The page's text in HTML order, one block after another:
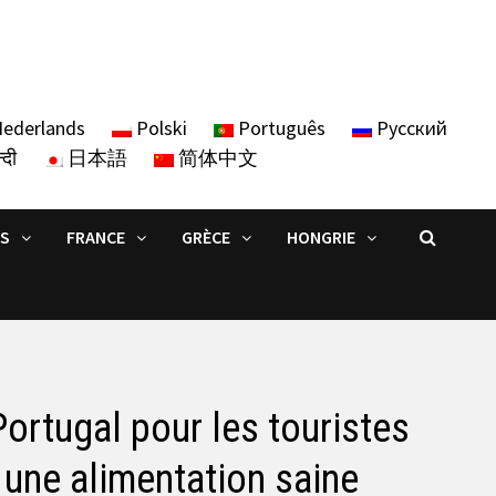
Polski Português
Русский
日本語 简体中文
FRANCE GRÈCE HONGRIE
pour les touristes
alimentation saine